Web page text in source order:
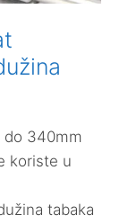
do 340mm
koriste u
tabaka